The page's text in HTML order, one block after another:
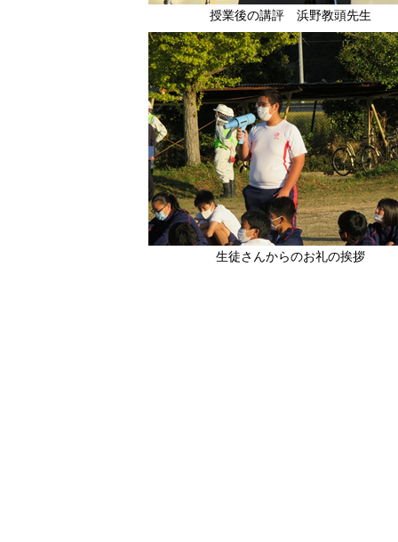
授業後の講評 浜野教頭先生
生徒さんからのお礼の挨拶